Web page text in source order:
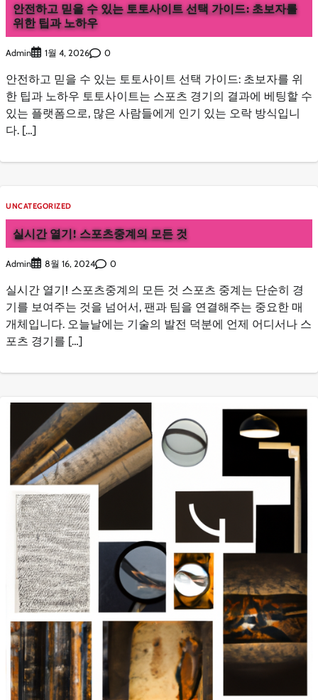
안전하고 믿을 수 있는 토토사이트 선택 가이드: 초보자를
위한 팁과 노하우
Admin 1월 4, 2026 0
안전하고 믿을 수 있는 토토사이트 선택 가이드: 초보자를 위
한 팁과 노하우 토토사이트는 스포츠 경기의 결과에 베팅할 수
있는 플랫폼으로, 많은 사람들에게 인기 있는 오락 방식입니
다. […]
UNCATEGORIZED
실시간 열기! 스포츠중계의 모든 것
Admin 8월 16, 2024 0
실시간 열기! 스포츠중계의 모든 것 스포츠 중계는 단순히 경
기를 보여주는 것을 넘어서, 팬과 팀을 연결해주는 중요한 매
개체입니다. 오늘날에는 기술의 발전 덕분에 언제 어디서나 스
포츠 경기를 […]